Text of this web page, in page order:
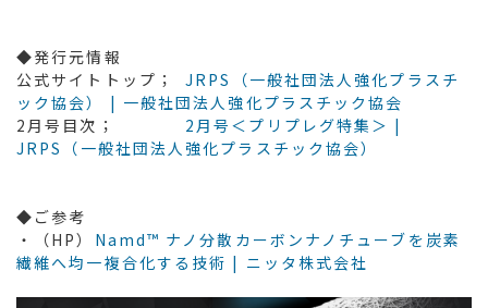
◆発行元情報
公式サイトトップ；JRPS（一般社団法人強化プラスチ
ック協会） | 一般社団法人強化プラスチック協会
2月号目次； 2月号＜プリプレグ特集＞ |
JRPS（一般社団法人強化プラスチック協会）
◆ご参考
・（HP） Namd™ ナノ分散カーボンナノチューブを炭素
繊維へ均一複合化する技術 | ニッタ株式会社